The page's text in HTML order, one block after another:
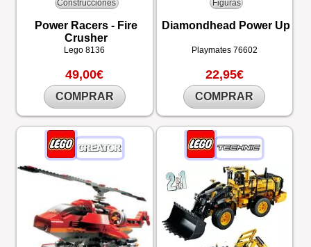
Construcciones
Power Racers - Fire
Crusher
Lego8136
49,00€
COMPRAR
Figuras
Diamondhead Power Up
Playmates 76602
22,95€
COMPRAR